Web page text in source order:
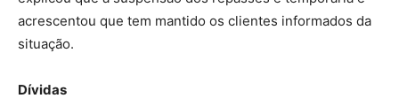
acrescentou que tem mantido os clientes informados da
situação.
Dívidas